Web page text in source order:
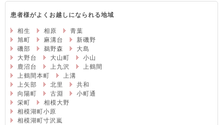
患者様がよくお越しになられる地域
相生 相原
青葉
旭町
麻溝台
新磯野
磯部
鵜野森
大島
大野台
大山町
小山
鹿沼台
上九沢
上鶴間
上鶴間本町
上溝
上矢部
北里
共和
向陽町
古淵
小町通
栄町
相模大野
相模湖町小原
相模湖町寸沢嵐